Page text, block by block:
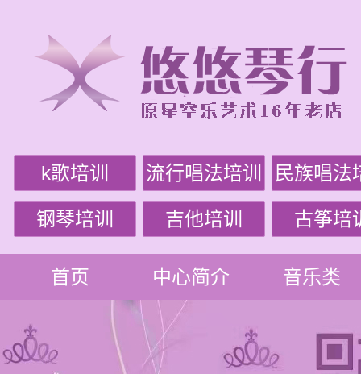
k歌培训 流行唱法培训 民族唱法
钢琴培训 吉他培训 古筝培
首页 中心简介 音乐类